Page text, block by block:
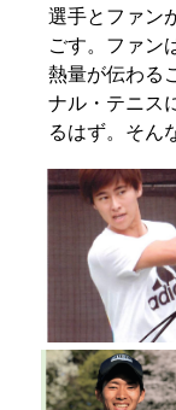
選手とファン
ごす。ファン
熱量が伝わる
ナル・テニス
るはず。そん